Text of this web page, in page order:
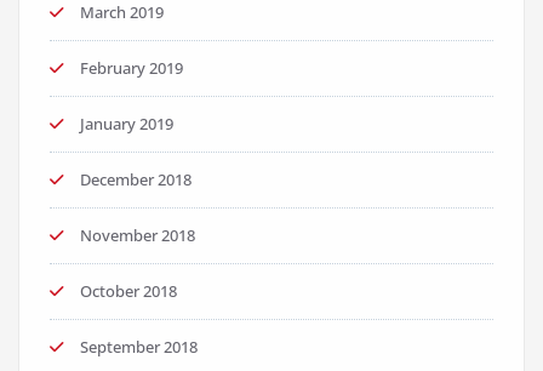
March 2019
February 2019
January 2019
December 2018
November 2018
October 2018
September 2018